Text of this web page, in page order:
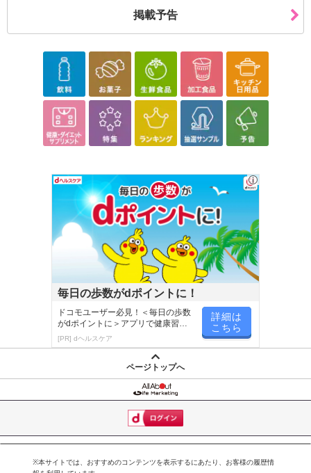
掲載予告
毎日の歩数がdポイントに！
ドコモユーザー必見！＜毎日の歩数
がdポイントに＞アプリで健康習慣
が楽しく続く
[PR] dヘルスケア
詳細は
こちら
ページトップへ
※本サイトでは、おすすめのコンテンツを表示するにあたり、お客様の履歴情